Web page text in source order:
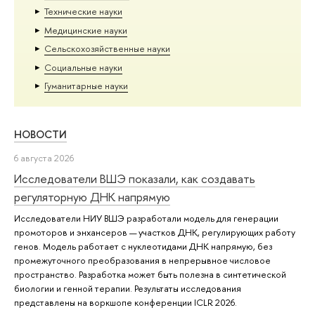
Тех­ничес­кие науки
Медицинские науки
Сельскохозяйственные науки
Социальные науки
Гуманитарные науки
НОВОСТИ
6 августа 2026
Исследователи ВШЭ показали, как создавать
регуляторную ДНК напрямую
Исследователи НИУ ВШЭ разработали модель для генерации
промоторов и энхансеров — участков ДНК, регулирующих работу
генов. Модель работает с нуклеотидами ДНК напрямую, без
промежуточного преобразования в непрерывное числовое
пространство. Разработка может быть полезна в синтетической
биологии и генной терапии. Результаты исследования
представлены на воркшопе конференции ICLR 2026.